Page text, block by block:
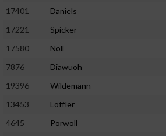
17401
Daniels
17221
Spicker
17580
Noll
7876
Diawuoh
19396
Wildemann
13453
Löffler
4645
Porwoll